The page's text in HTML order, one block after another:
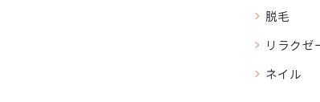
脱毛
リラクゼ
ネイル